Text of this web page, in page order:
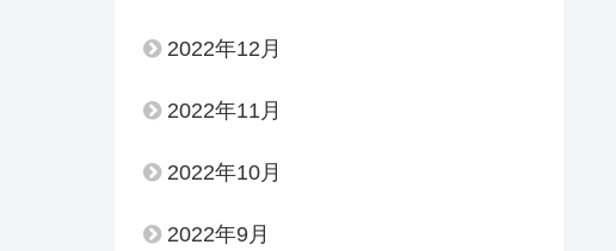
2022年12月
2022年11月
2022年10月
2022年9月